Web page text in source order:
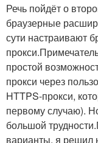
Речь пойдёт о
браузерные
сути настраивают
простой
прокси через
HTTPS-прокси,
первому случаю).
большой
варианты, я решил